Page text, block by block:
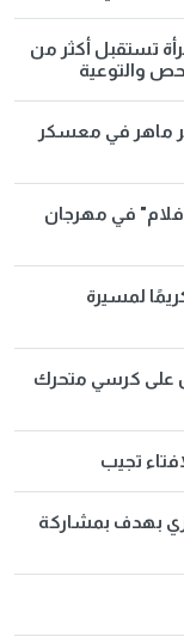
تستقبل أكثر من
ماهر في معسكر
في مهرجان
لمسيرة
على كرسي متحرك
تجيب
بهدف بمشاركة